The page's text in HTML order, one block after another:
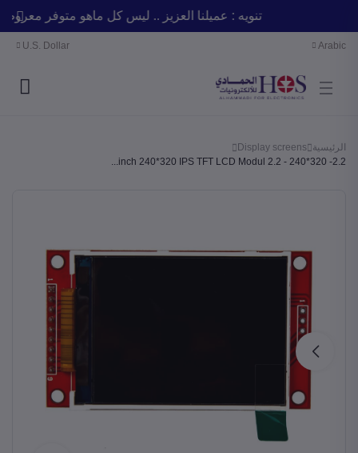
تنويه : عميلنا العزيز .. ليس كل ماهو متوفر
Arabic
U.S. Dollar
الرئيسية
Display screens
2.2- 320*240 - 2.2 inch 240*320 IPS TFT LCD Modul...